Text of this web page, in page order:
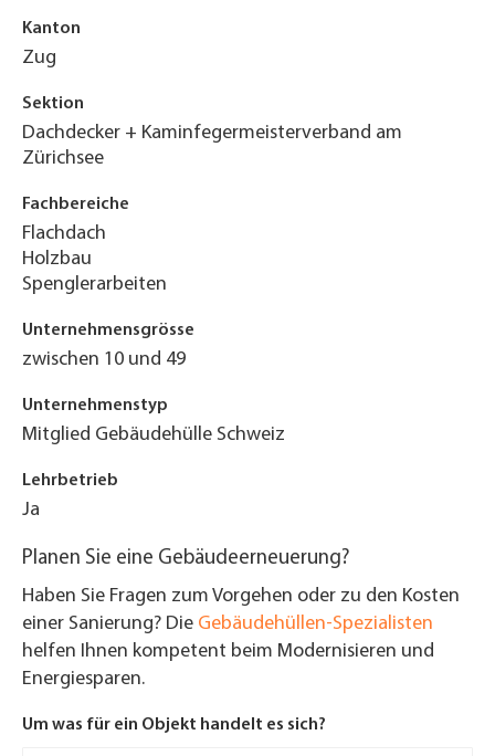
Kanton
Zug
Sektion
Dachdecker + Kaminfegermeisterverband am
Zürichsee
Fachbereiche
Flachdach
Holzbau
Spenglerarbeiten
Unternehmensgrösse
zwischen 10 und 49
Unternehmenstyp
Mitglied Gebäudehülle Schweiz
Lehrbetrieb
Ja
Planen Sie eine Gebäudeerneuerung?
Haben Sie Fragen zum Vorgehen oder zu den Kosten
einer Sanierung? Die Gebäudehüllen-Spezialisten
helfen Ihnen kompetent beim Modernisieren und
Energiesparen.
Um was für ein Objekt handelt es sich?